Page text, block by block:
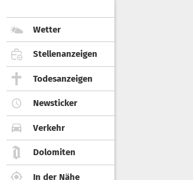
Wetter
Stellenanzeigen
Todesanzeigen
Newsticker
Verkehr
Dolomiten
In der Nähe